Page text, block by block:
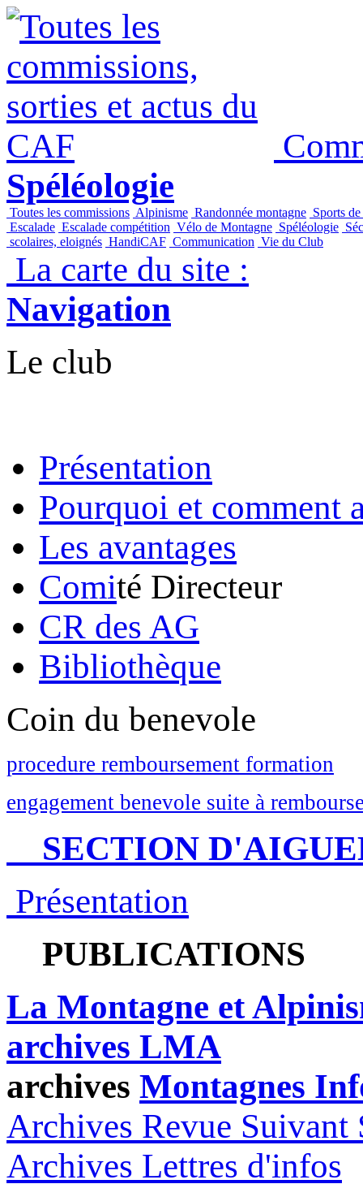
Spéléologie
Toutes les commissions Alpinisme Randonnée montagne Sports
Escalade Escalade compétition Vélo de Montagne Spéléologie
scolaires, eloignés HandiCAF Communication Vie du Club
La carte du site :
Navigation
Le club
Présentation
Pourquoi et comment
Les avantages
Comité Directeur
CR des AG
Bibliothèque
Coin du benevole
procedure remboursement formation
engagement benevole suite à
SECTION
Présentation
PUBLICATIONS
La Montagne et
archives LMA
archives Montagnes
Archives Revue Suivant
Archives Lettres d'infos